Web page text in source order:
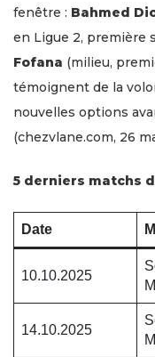
fenêtre : Bahmed
en Ligue 2, première
Fofana (milieu,
témoignent de la
nouvelles options
(chezvlane.com, 26
5 derniers matchs
Date
10.10.2025
14.10.2025